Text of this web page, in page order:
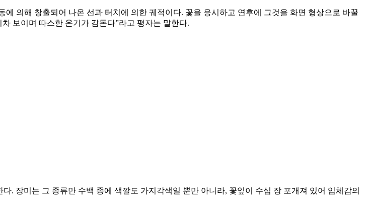
의해 창출되어 나온 선과 터치에 의한 궤적이다. 꽃을 응시하고 연후에 그것을 화면 형상으로 바꿀
보이며 따스한 온기가 감돈다”라고 평자는 말한다.
. 장미는 그 종류만 수백 종에 색깔도 가지각색일 뿐만 아니라, 꽃잎이 수십 장 포개져 있어 입체감의